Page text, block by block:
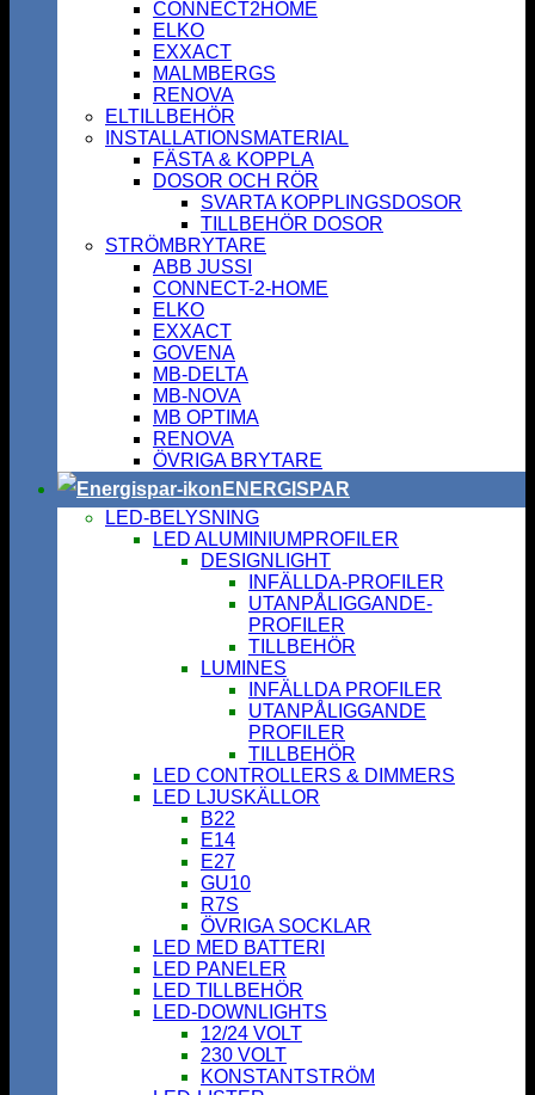
CONNECT2HOME
ELKO
EXXACT
MALMBERGS
RENOVA
ELTILLBEHÖR
INSTALLATIONSMATERIAL
FÄSTA & KOPPLA
DOSOR OCH RÖR
SVARTA KOPPLINGSDOSOR
TILLBEHÖR DOSOR
STRÖMBRYTARE
ABB JUSSI
CONNECT-2-HOME
ELKO
EXXACT
GOVENA
MB-DELTA
MB-NOVA
MB OPTIMA
RENOVA
ÖVRIGA BRYTARE
ENERGISPAR
LED-BELYSNING
LED ALUMINIUMPROFILER
DESIGNLIGHT
INFÄLLDA-PROFILER
UTANPÅLIGGANDE-
PROFILER
TILLBEHÖR
LUMINES
INFÄLLDA PROFILER
UTANPÅLIGGANDE
PROFILER
TILLBEHÖR
LED CONTROLLERS & DIMMERS
LED LJUSKÄLLOR
B22
E14
E27
GU10
R7S
ÖVRIGA SOCKLAR
LED MED BATTERI
LED PANELER
LED TILLBEHÖR
LED-DOWNLIGHTS
12/24 VOLT
230 VOLT
KONSTANTSTRÖM